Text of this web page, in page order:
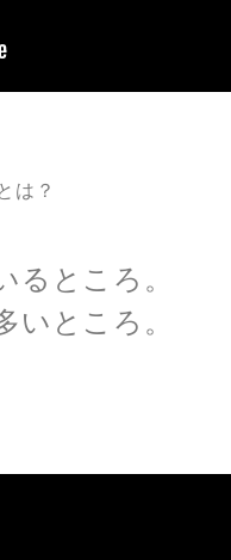
は？
るところ。
いところ。